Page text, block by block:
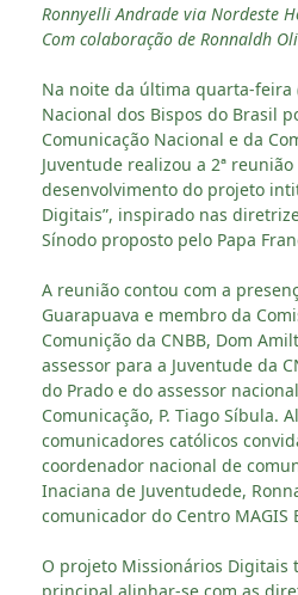
Ronnyelli Andrade via Nordeste
Com colaboração de Ronnaldh
Na noite da última quarta-feira
Nacional dos Bispos do Brasil
Comunicação Nacional e da
Juventude realizou a 2ª
desenvolvimento do projeto
Digitais”, inspirado nas
Sínodo proposto pelo Papa
A reunião contou com a
Guarapuava e membro da
Comunição da CNBB, Dom
assessor para a Juventude da
do Prado e do assessor
Comunicação, P. Tiago Síbula.
comunicadores católicos
coordenador nacional de
Inaciana de Juventudede,
comunicador do Centro MAGIS
O projeto Missionários Digitais